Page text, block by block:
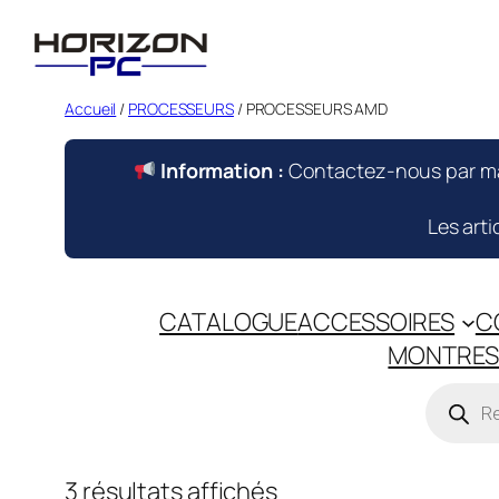
Aller
au
Accueil / PROCESSEURS/ PROCESSEURS AMD
Information : Contactez-nous par
Les
CATALOGUEACCESSOIRES
de
3 résultats affichés